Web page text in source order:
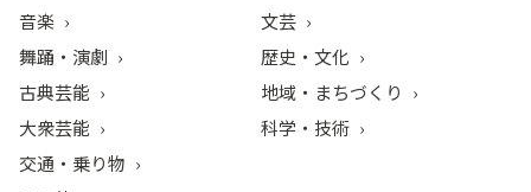
音楽
舞踊・演劇
古典芸能
大衆芸能
文芸
歴史・文化
地域・まちづくり
科学・技術
交通・乗り物